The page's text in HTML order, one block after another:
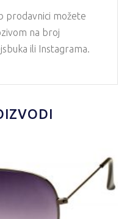
prodavnici možete
na broj
ili Instagrama.